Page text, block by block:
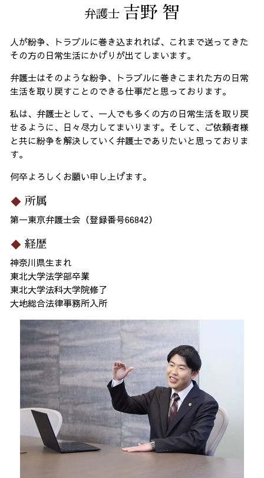
弁護士 吉野 智
人が紛争、トラブルに巻き込まれれば、これまで送ってきた
その方の日常生活にかげりが出てしまいます。
弁護士はそのような紛争、トラブルに巻きこまれた方の日常
生活を取り戻すことのできる仕事だと思っております。
私は、弁護士として、一人でも多くの方の日常生活を取り戻
せるように、日々尽力してまいります。そして、ご依頼者様
と共に紛争を解決していく弁護士でありたいと思っておりま
す。
何卒よろしくお願い申し上げます。
所属
第一東京弁護士会（登録番号66842）
経歴
神奈川県生まれ
東北大学法学部卒業
東北大学法科大学院修了
大地総合法律事務所入所